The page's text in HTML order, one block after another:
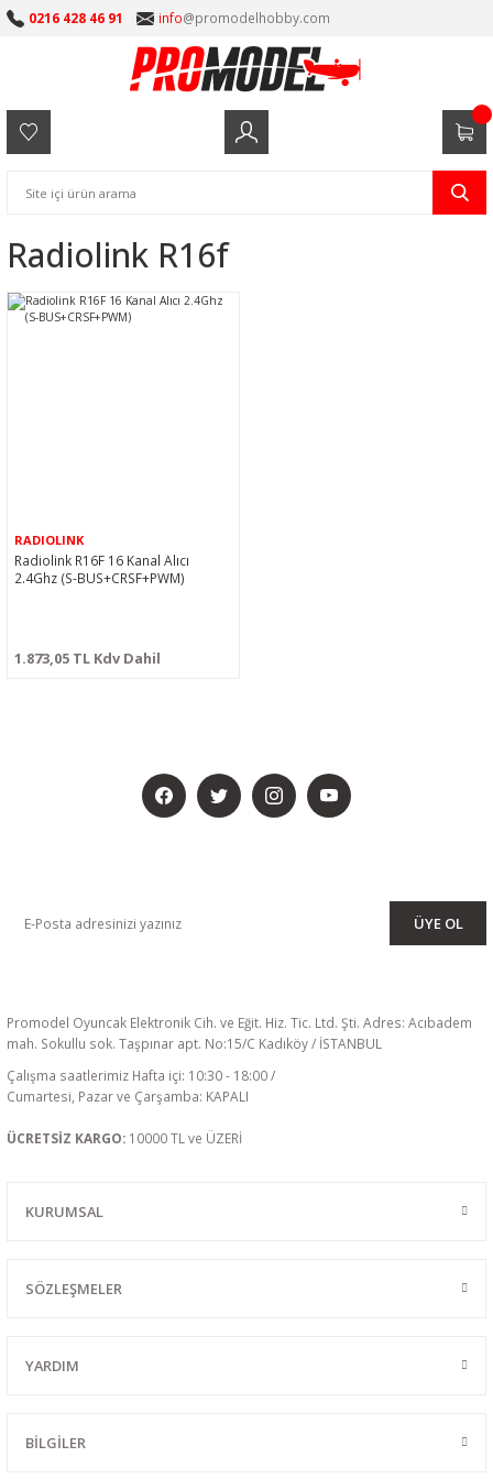
0216 428 46 91 info@promodelhobby.com
Radiolink R16f
RADIOLINK
Radiolink R16F 16 Kanal Alıcı
2.4Ghz (S-BUS+CRSF+PWM)
1.873,05 TL Kdv Dahil
ÜYE OL
Promodel Oyuncak Elektronik Cih. ve Eğit. Hiz. Tic. Ltd. Şti. Adres: Acıbadem
mah. Sokullu sok. Taşpınar apt. No:15/C Kadıköy / İSTANBUL
Çalışma saatlerimiz Hafta içi: 10:30 - 18:00 /
Cumartesi, Pazar ve Çarşamba: KAPALI
ÜCRETSİZ KARGO: 10000 TL ve ÜZERİ
KURUMSAL
SÖZLEŞMELER
YARDIM
BİLGİLER